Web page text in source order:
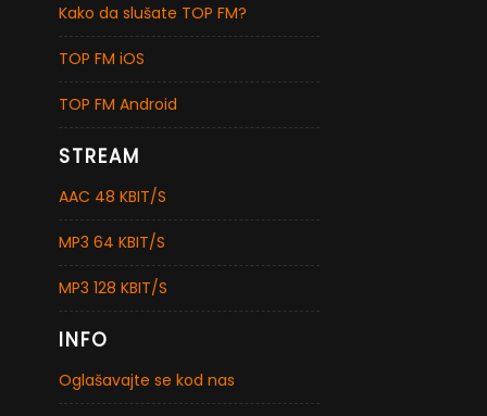
Kako da slušate TOP FM?
TOP FM iOS
TOP FM Android
STREAM
AAC 48 KBIT/S
MP3 64 KBIT/S
MP3 128 KBIT/S
INFO
Oglašavajte se kod nas